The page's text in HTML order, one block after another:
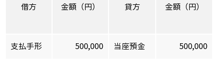
借方 金額（円） 貸方 金額（円）
支払手形 500,000 当座預金 500,000